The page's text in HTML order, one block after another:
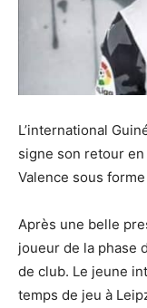
L’international
signe son retour
Valence sous
Après une belle
joueur de la phase
de club. Le jeune
temps de jeu à